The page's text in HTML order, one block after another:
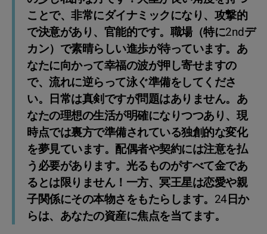
ことで、非常にダイナミックになり、攻撃的
で決意があり、官能的です。職場（特に2ndデ
カン）で素晴らしい進歩が待っています。あ
なたに向かって幸福の波が押し寄せますの
で、流れに逆らって泳ぐ準備をしてくださ
い。日常は真剣ですが問題はありません。あ
なたの理想の生活が明確になりつつあり、現
時点では裏方で準備されている独創的な変化
を夢見ています。配偶者や契約には注意を払
う必要があります。光るものがすべて金であ
るとは限りません！一方、冥王星は恋愛や親
子関係にその本物さをもたらします。24日か
らは、あなたの資産に焦点を当てます。